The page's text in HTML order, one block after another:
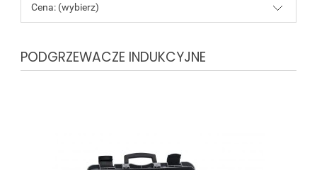
Cena: (wybierz)
PODGRZEWACZE INDUKCYJNE